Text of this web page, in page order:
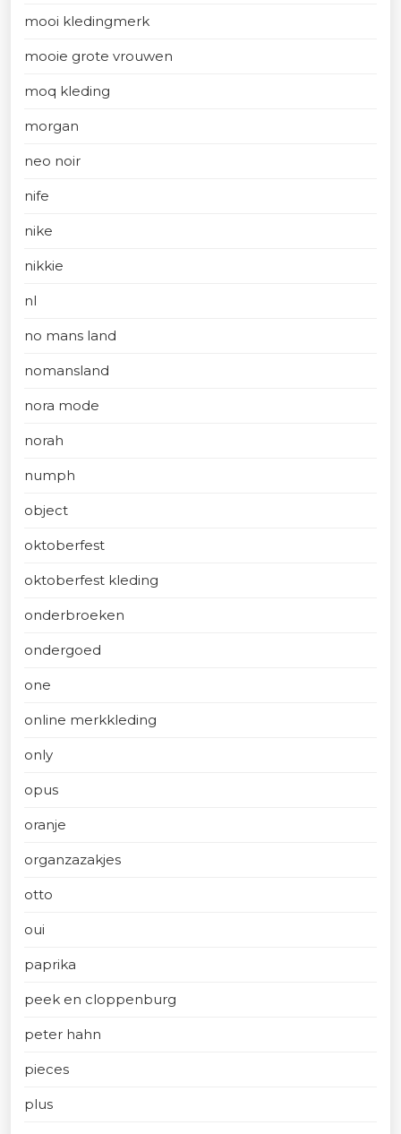
mooi kledingmerk
mooie grote vrouwen
moq kleding
morgan
neo noir
nife
nike
nikkie
nl
no mans land
nomansland
nora mode
norah
numph
object
oktoberfest
oktoberfest kleding
onderbroeken
ondergoed
one
online merkkleding
only
opus
oranje
organzazakjes
otto
oui
paprika
peek en cloppenburg
peter hahn
pieces
plus